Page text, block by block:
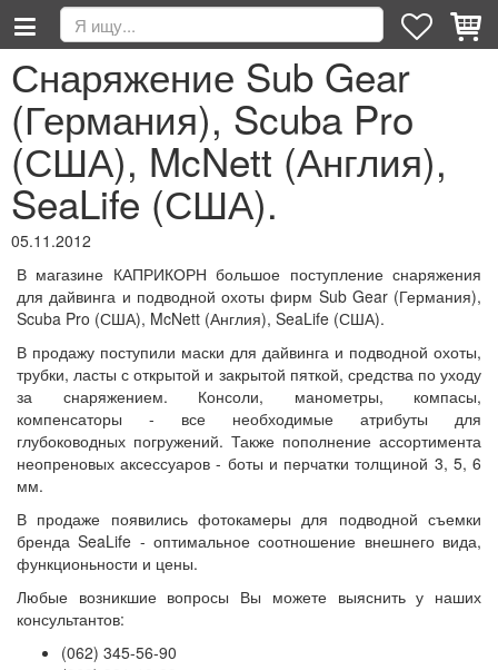
Снаряжение Sub Gear
(Германия), Scuba Pro
(США), McNett (Англия),
SeaLife (США).
05.11.2012
В магазине КАПРИКОРН большое поступление снаряжения
для дайвинга и подводной охоты фирм Sub Gear (Германия),
Scuba Pro (США), McNett (Англия), SeaLife (США).
В продажу поступили маски для дайвинга и подводной охоты,
трубки, ласты с открытой и закрытой пяткой, средства по уходу
за снаряжением. Консоли, манометры, компасы,
компенсаторы - все необходимые атрибуты для
глубоководных погружений. Также пополнение ассортимента
неопреновых аксессуаров - боты и перчатки толщиной 3, 5, 6
мм.
В продаже появились фотокамеры для подводной съемки
бренда SeaLife - оптимальное соотношение внешнего вида,
функционьности и цены.
Любые возникшие вопросы Вы можете выяснить у наших
консультантов:
(062) 345-56-90